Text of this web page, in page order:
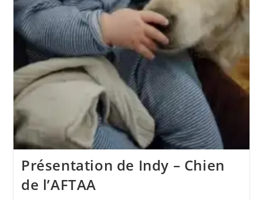
Présentation de Indy – Chien
de l’AFTAA